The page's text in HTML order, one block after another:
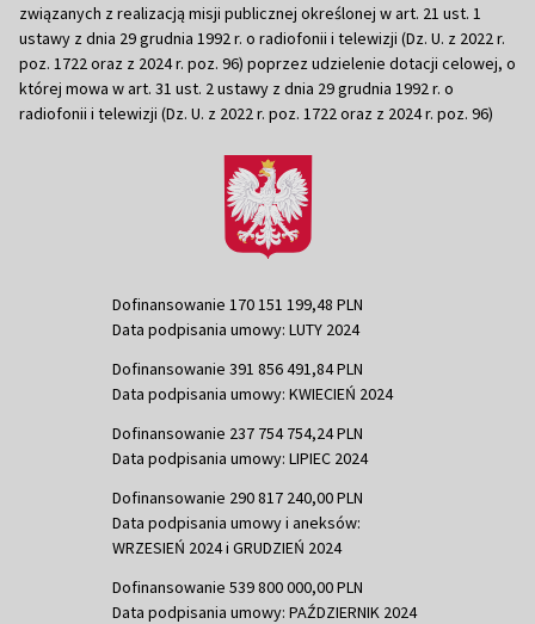
związanych z realizacją misji publicznej określonej w art. 21 ust. 1
ustawy z dnia 29 grudnia 1992 r. o radiofonii i telewizji (Dz. U. z 2022 r.
poz. 1722 oraz z 2024 r. poz. 96) poprzez udzielenie dotacji celowej, o
której mowa w art. 31 ust. 2 ustawy z dnia 29 grudnia 1992 r. o
radiofonii i telewizji (Dz. U. z 2022 r. poz. 1722 oraz z 2024 r. poz. 96)
Dofinansowanie 170 151 199,48 PLN
Data podpisania umowy: LUTY 2024
Dofinansowanie 391 856 491,84 PLN
Data podpisania umowy: KWIECIEŃ 2024
Dofinansowanie 237 754 754,24 PLN
Data podpisania umowy: LIPIEC 2024
Dofinansowanie 290 817 240,00 PLN
Data podpisania umowy i aneksów:
WRZESIEŃ 2024 i GRUDZIEŃ 2024
Dofinansowanie 539 800 000,00 PLN
Data podpisania umowy: PAŹDZIERNIK 2024